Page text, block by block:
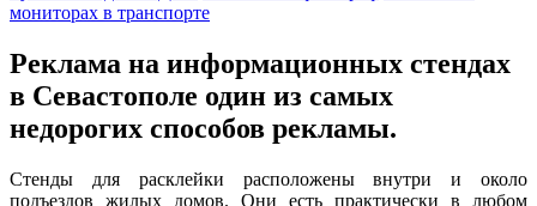
мониторах в транспорте
Реклама на информационных стендах
в Севастополе один из самых
недорогих способов рекламы.
Стенды для расклейки расположены внутри и около
подъездов жилых домов. Они есть практически в любом